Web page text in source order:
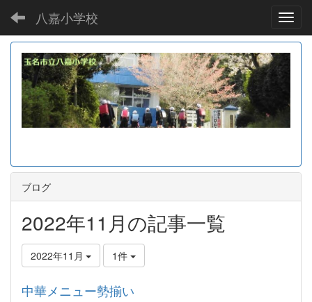
八嘉小学校
ブログ
2022年11月の記事一覧
2022年11月 1件
中華メニュー勢揃い